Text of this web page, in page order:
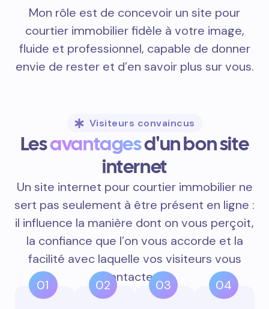
Mon rôle est de concevoir un site pour
courtier immobilier fidèle à votre image,
fluide et professionnel, capable de donner
envie de rester et d’en savoir plus sur vous.
Visiteurs convaincus
Lesavantagesd'un bon site
internet
Un site internet pour courtier immobilier ne
sert pas seulement à être présent en ligne :
il influence la manière dont on vous perçoit,
la confiance que l’on vous accorde et la
facilité avec laquelle vos visiteurs vous
contactent.
01 02 03 04